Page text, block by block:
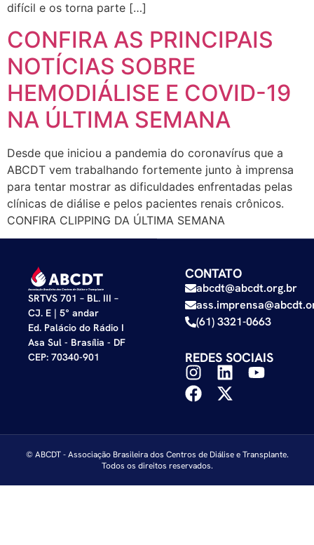
difícil e os torna parte […]
CONFIRA AS PRINCIPAIS
NOTÍCIAS SOBRE
HEMODIÁLISE E COVID-19
NA ÚLTIMA SEMANA
Desde que iniciou a pandemia do coronavírus que a
ABCDT vem trabalhando fortemente junto à imprensa
para tentar mostrar as dificuldades enfrentadas pelas
clínicas de diálise e pelos pacientes renais crônicos.
CONFIRA CLIPPING DA ÚLTIMA SEMANA
SRTVS 701 – BL. III –
CJ. E | 5° andar
Ed. Palácio do Rádio I
Asa Sul - Brasília - DF
CEP: 70340-901
CONTATO
abcdt@abcdt.org.br
(61) 3321-0663
REDES SOCIAIS
© ABCDT - Associação Brasileira dos Centros de Diálise e Transplante.
Todos os direitos reservados.